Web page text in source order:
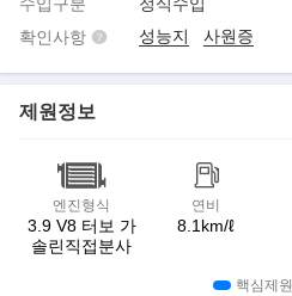
확인사항
성능지 사원증
제원정보
엔진형식
3.9 V8 터보 가
솔린직접분사
연비
8.1km/ℓ
핵심제원